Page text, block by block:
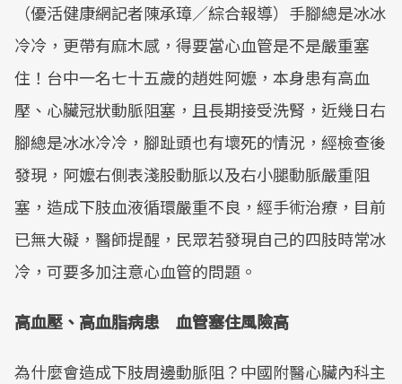
（優活健康網記者陳承璋／綜合報導）手腳總是冰冰
冷冷，更帶有麻木感，得要當心血管是不是嚴重塞
住！台中一名七十五歲的趙姓阿嬤，本身患有高血
壓、心臟冠狀動脈阻塞，且長期接受洗腎，近幾日右
腳總是冰冰冷冷，腳趾頭也有壞死的情況，經檢查後
發現，阿嬤右側表淺股動脈以及右小腿動脈嚴重阻
塞，造成下肢血液循環嚴重不良，經手術治療，目前
已無大礙，醫師提醒，民眾若發現自己的四肢時常冰
冷，可要多加注意心血管的問題。
高血壓、高血脂病患 血管塞住風險高
為什麼會造成下肢周邊動脈阻？中國附醫心臟內科主